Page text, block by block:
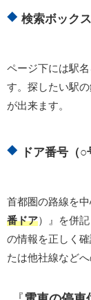
検索ボックス
ページ下には駅
す。探したい駅
が出来ます。
ドア番号（
首都圏の路線を
番ドア）』を併
の情報を正しく
たは他社線など